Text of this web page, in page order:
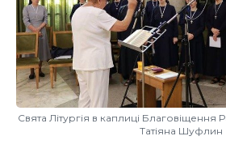
Свята Літургія в каплиці Благовіщення
Татіяна Шуфлин